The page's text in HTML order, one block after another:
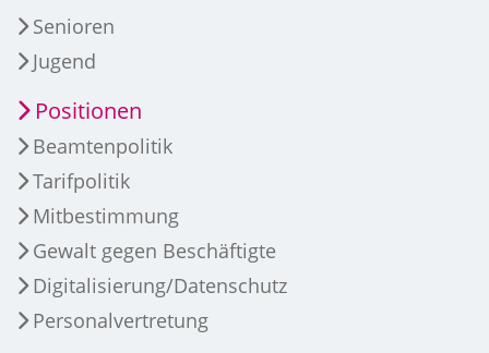
Senioren
Jugend
Positionen
Beamtenpolitik
Tarifpolitik
Mitbestimmung
Gewalt gegen Beschäftigte
Digitalisierung/Datenschutz
Personalvertretung